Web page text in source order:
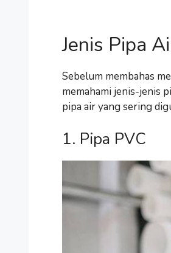
Jenis Pipa
Sebelum membahas
memahami jenis-jenis
pipa air yang sering
1. Pipa PVC